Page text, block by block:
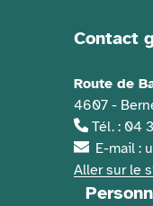
Contact
Route de
4607 -
Tél. : 04
E-mail :
Aller sur le